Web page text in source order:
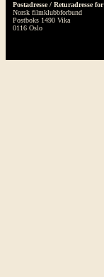
Postadresse / Returadresse
Norsk filmklubbforbund
Postboks 1490 Vika
0116 Oslo